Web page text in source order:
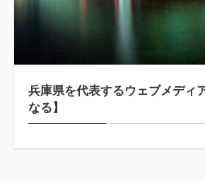
兵庫県を代表するウェブメディ
なる】